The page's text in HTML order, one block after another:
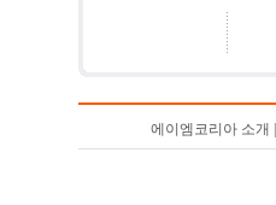
夢想- 2007
개관 9주년
에이엠코리아 소개